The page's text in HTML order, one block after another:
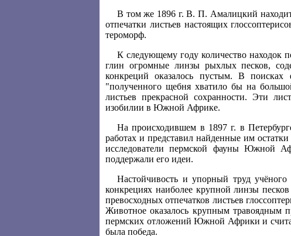
В том же 1896 г. В. П. Амалицкий
отпечатки листьев настоящих
тероморф.
К следующему году количество
глин огромные линзы рыхлых песков,
конкреций оказалось пустым. В
"полученного щебня хватило бы на
листьев прекрасной сохранности. Эти
изобилии в Южной Африке.
На происходившем в 1897 г. в
работах и представил найденные им
исследователи пермской фауны Южной
поддержали его идеи.
Настойчивость и упорный труд
конкрециях наиболее крупной линзы
превосходных отпечатков листьев
Животное оказалось крупным травоядным
пермских отложений Южной Африки и
была победа.